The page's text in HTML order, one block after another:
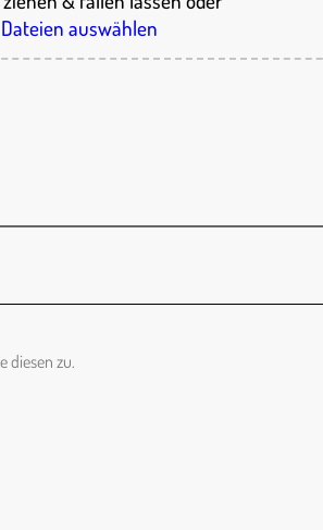
Dateien auswählen
diesen zu.